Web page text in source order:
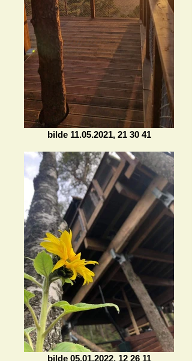
bilde 11.05.2021, 21 30 41
bilde 05.01.2022, 12 26 11